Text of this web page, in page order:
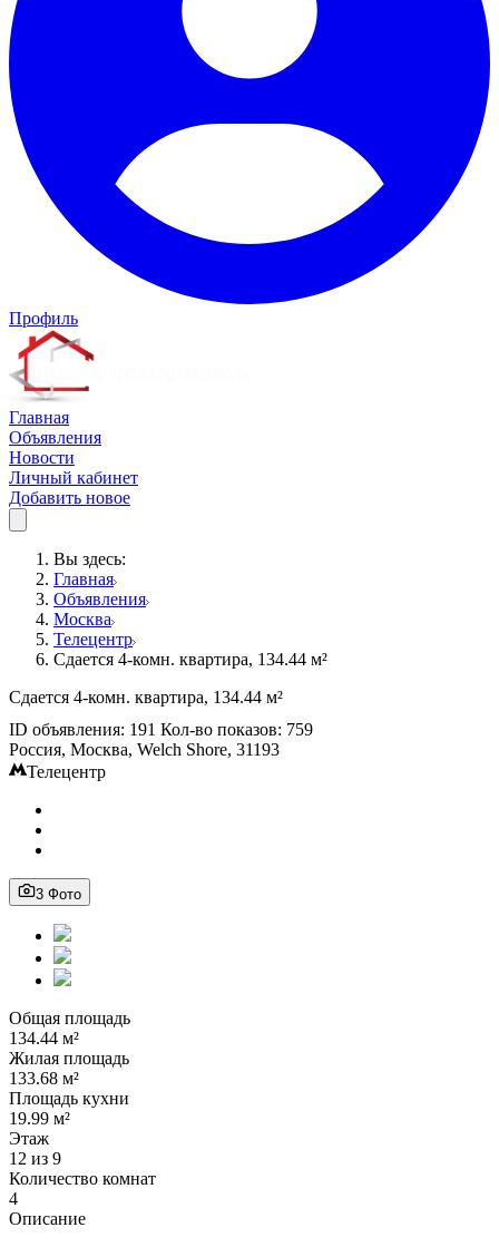
Профиль
Главная
Объявления
Новости
Личный кабинет
Добавить новое
Вы здесь:
Главная
Объявления
Москва
Телецентр
Сдается 4-комн. квартира, 134.44 м²
Сдается 4-комн. квартира, 134.44 м²
ID объявления: 191 Кол-во показов: 759
Россия, Москва, Welch Shore, 31193
Телецентр
3 Фото
Общая площадь
134.44 м²
Жилая площадь
133.68 м²
Площадь кухни
19.99 м²
Этаж
12 из 9
Количество комнат
4
Описание